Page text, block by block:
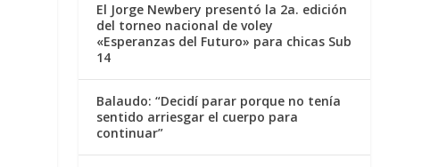
El Jorge Newbery presentó la 2a. edición
del torneo nacional de voley
«Esperanzas del Futuro» para chicas Sub
14
Balaudo: “Decidí parar porque no tenía
sentido arriesgar el cuerpo para
continuar”